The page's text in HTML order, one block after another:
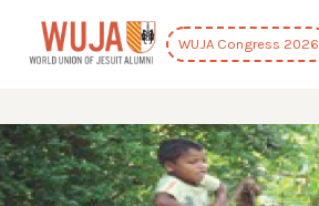
content
WUJA Congress 2026